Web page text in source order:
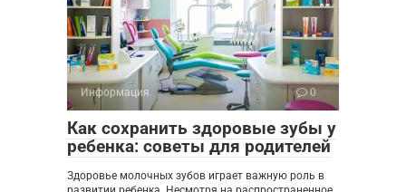
Информация 0
Как сохранить здоровые зубы у
ребенка: советы для родителей
Здоровье молочных зубов играет важную роль в